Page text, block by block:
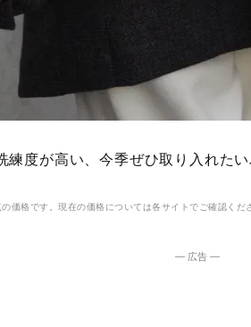
練度が高い、今季ぜひ取り入れた
価格です。現在の価格については各サイトでご確認くだ
― 広告 ―